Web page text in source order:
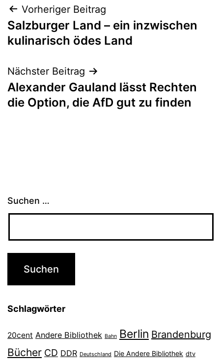
Beitragsnavigation
Vorheriger Beitrag
Salzburger Land – ein inzwischen
kulinarisch ödes Land
Nächster Beitrag
Alexander Gauland lässt Rechten
die Option, die AfD gut zu finden
Suchen …
Schlagwörter
20cent Andere Bibliothek Bahn Berlin Brandenburg
Bücher CD DDR Deutschland Die Andere Bibliothek dtv